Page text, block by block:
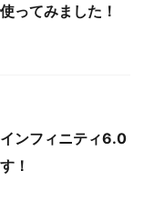
ってみました！
ンフィニティ6.0
！